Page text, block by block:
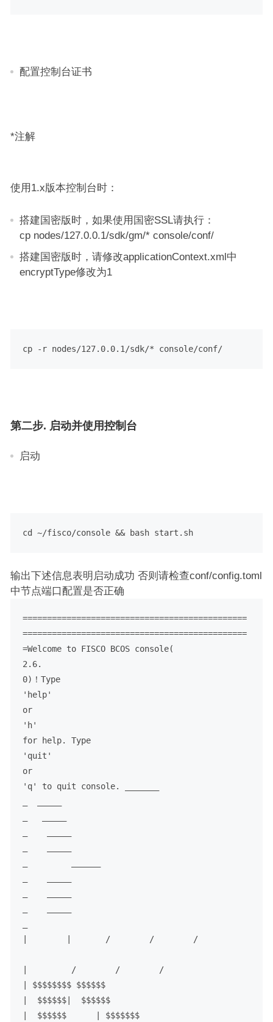
配置控制台证书
*注解
使用1.x版本控制台时：
搭建国密版时，如果使用国密SSL请执行：
cp nodes/127.0.0.1/sdk/gm/* console/conf/
搭建国密版时，请修改applicationContext.xml中
encryptType修改为1
cp -r nodes/127.0.0.1/sdk/* console/conf/
第二步. 启动并使用控制台
启动
cd ~/fisco/console && bash start.sh
输出下述信息表明启动成功 否则请检查conf/config.toml
中节点端口配置是否正确
==============================================
==============================================
=Welcome to FISCO BCOS console(
2.6.
0)！ Type
'help'
or
'h'
for help. Type
'quit'
or
'q' to quit console.
|        |       /        /        /
|         /        /        /
| $$$$$$$$ $$$$$$
|  $$$$$$|  $$$$$$
|  $$$$$$      | $$$$$$$